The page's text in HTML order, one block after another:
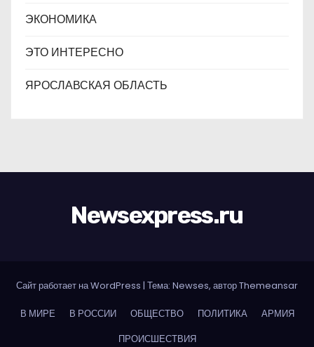
ЭКОНОМИКА
ЭТО ИНТЕРЕСНО
ЯРОСЛАВСКАЯ ОБЛАСТЬ
Newsexpress.ru
Сайт работает на WordPress | Тема: Newses, авторThemeansar
В МИРЕ В РОССИИ ОБЩЕСТВО ПОЛИТИКА
АРМИЯ
ПРОИСШЕСТВИЯ